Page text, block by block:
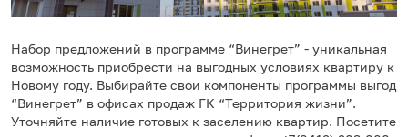
Набор предложений в программе “Винегрет” - уникальная
возможность приобрести на выгодных условиях квартиру к
Новому году. Выбирайте свои компоненты программы выгод
“Винегрет” в офисах продаж ГК “Территория жизни”.
Уточняйте наличие готовых к заселению квартир. Посетите